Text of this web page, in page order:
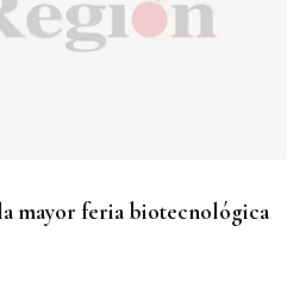
mayor feria biotecnológica